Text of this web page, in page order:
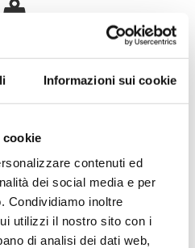
Informazioni sui cookie
contenuti ed
dei social media e per
Condividiamo inoltre
utilizzi il nostro sito con i
di analisi dei dati web,
1000 mm